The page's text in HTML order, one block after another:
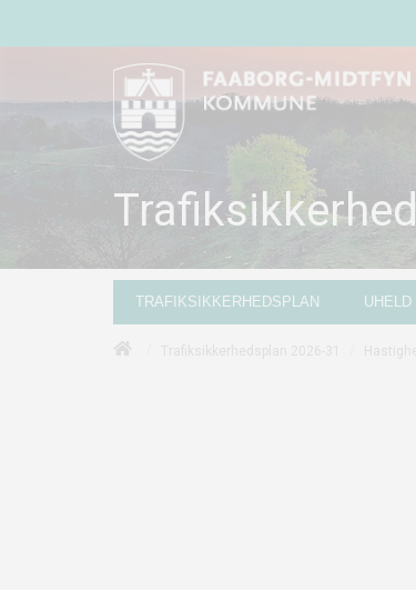
TRAFIKSIKKERHEDSPLAN UHELD